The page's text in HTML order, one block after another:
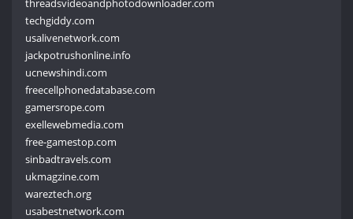
techgiddy.com
usalivenetwork.com
jackpotrushonline.info
ucnewshindi.com
freecellphonedatabase.com
gamersrope.com
exellewebmedia.com
free-gamestop.com
sinbadtravels.com
ukmagzine.com
wareztech.org
usabestnetwork.com